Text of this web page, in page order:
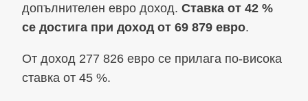
допълнителен евро доход. Ставка от 42 %
се достига при доход от 69 879 евро.
От доход 277 826 евро се прилага по-висока
ставка от 45 %.